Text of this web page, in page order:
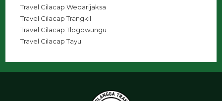
Travel Cilacap Wedarijaksa
Travel Cilacap Trangkil
Travel Cilacap Tlogowungu
Travel Cilacap Tayu